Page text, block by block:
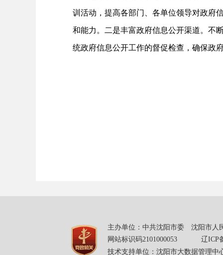
训活动，提高各部门、各单位领导对政府
和能力。二是丰富政府信息公开渠道。不
统政府信息公开工作的督促检查，确保政
主办单位：中共沈阳市委 沈阳市
网站标识码2101000053
辽ICP
技术支持单位：沈阳市大数据管理中